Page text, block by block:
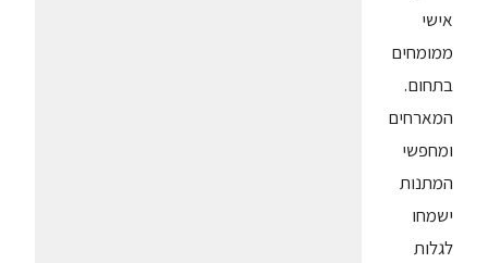
אישי
ממומחים
בתחום.
המארחים
ומחפשי
המתנות
ישמחו
לגלות